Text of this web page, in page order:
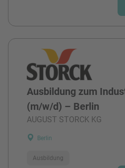
Ausbildung zum
(m/w/d) – Berlin
AUGUST STORCK KG
Berlin
Ausbildung